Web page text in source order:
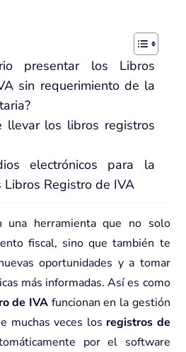
presentar los Libros
sin requerimiento de la
llevar los libros registros
electrónicos para la
Registro de IVA
una herramienta que no solo
fiscal, sino que también te
oportunidades y a tomar
más informadas. Así es como
de IVAfuncionan en la gestión
muchas veces los registros de
por el software